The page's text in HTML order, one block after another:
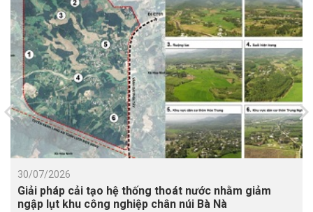
30/07/2026
Giải pháp cải tạo hệ thống thoát nước nhằm giảm
ngập lụt khu công nghiệp chân núi Bà Nà